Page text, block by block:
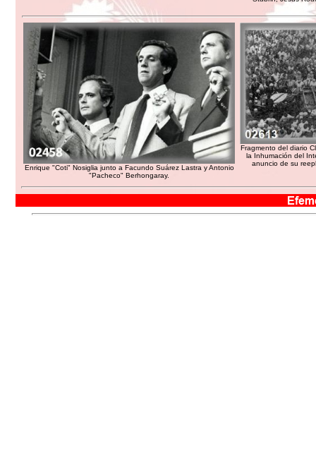
Enrique "Coti" Nosiglia junto a Facundo Suárez Lastra y Antonio
"Pacheco" Berhongaray.
Fragmento del diario
la Inhumación del
anuncio de su